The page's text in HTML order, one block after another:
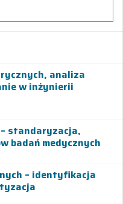
analiza
w inżynierii
standaryzacja,
badań medycznych
– identyfikacja